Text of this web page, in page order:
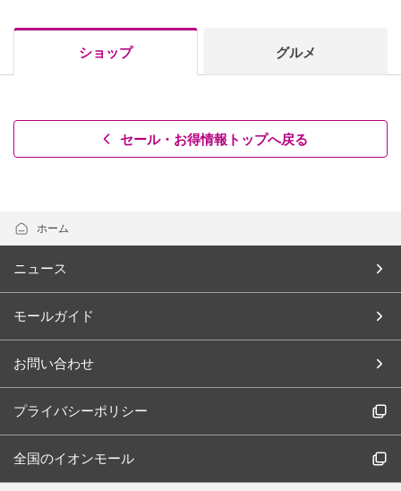
ショップ グルメ
セール・お得情報トップへ戻る
ホーム
ニュース
モールガイド
お問い合わせ
プライバシーポリシー
全国のイオンモール